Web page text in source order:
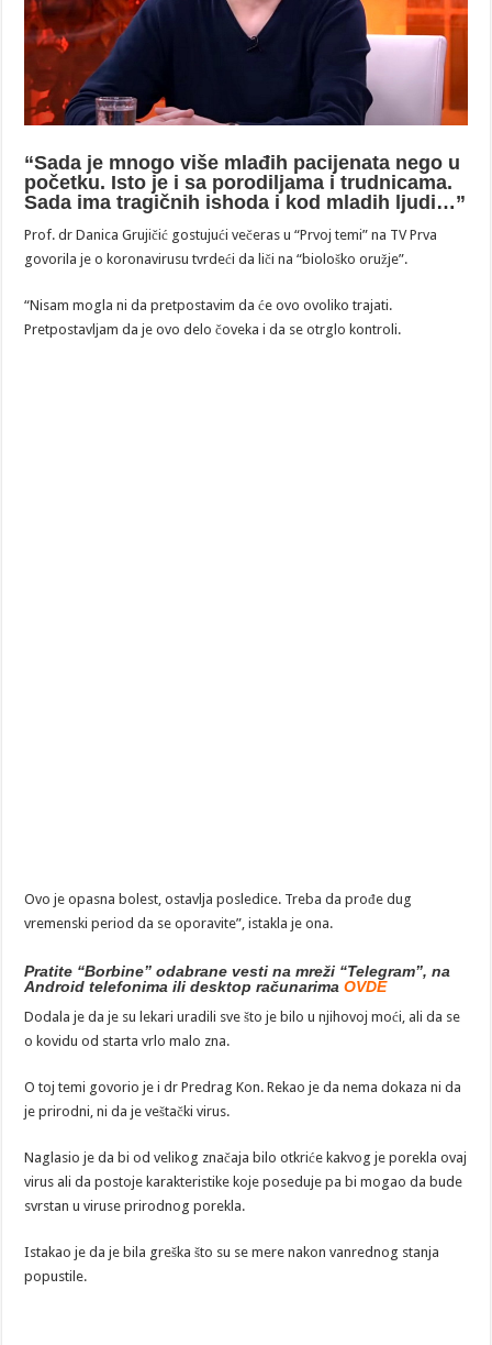
“Sada je mnogo više mlađih pacijenata nego u
početku. Isto je i sa porodiljama i trudnicama.
Sada ima tragičnih ishoda i kod mladih ljudi…”
Prof. dr Danica Grujičić gostujući večeras u “Prvoj temi” na TV Prva
govorila je o koronavirusu tvrdeći da liči na “biološko oružje”.
“Nisam mogla ni da pretpostavim da će ovo ovoliko trajati.
Pretpostavljam da je ovo delo čoveka i da se otrglo kontroli.
Ovo je opasna bolest, ostavlja posledice. Treba da prođe dug
vremenski period da se oporavite”, istakla je ona.
Pratite “Borbine” odabrane vesti na mreži “Telegram”, na
Android telefonima ili desktop računarima OVDE
Dodala je da je su lekari uradili sve što je bilo u njihovoj moći, ali da se
o kovidu od starta vrlo malo zna.
O toj temi govorio je i dr Predrag Kon. Rekao je da nema dokaza ni da
je prirodni, ni da je veštački virus.
Naglasio je da bi od velikog značaja bilo otkriće kakvog je porekla ovaj
virus ali da postoje karakteristike koje poseduje pa bi mogao da bude
svrstan u viruse prirodnog porekla.
Istakao je da je bila greška što su se mere nakon vanrednog stanja
popustile.